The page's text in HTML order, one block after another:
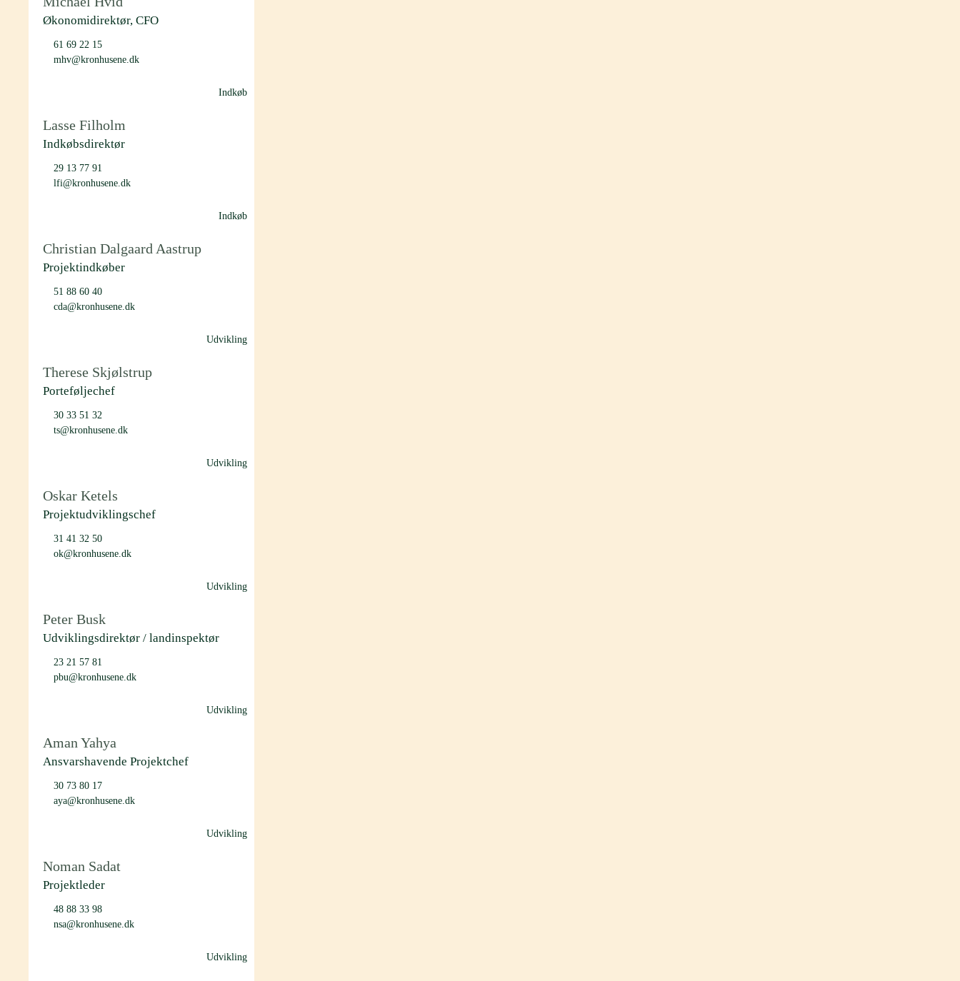
Økonomidirektør, CFO
61 69 22 15
mhv@kronhusene.dk
Indkøb
Lasse Filholm
Indkøbsdirektør
29 13 77 91
lfi@kronhusene.dk
Indkøb
Christian Dalgaard Aastrup
Projektindkøber
51 88 60 40
cda@kronhusene.dk
Udvikling
Therese Skjølstrup
Porteføljechef
30 33 51 32
ts@kronhusene.dk
Udvikling
Oskar Ketels
Projektudviklingschef
31 41 32 50
ok@kronhusene.dk
Udvikling
Peter Busk
Udviklingsdirektør / landinspektør
23 21 57 81
pbu@kronhusene.dk
Udvikling
Aman Yahya
Ansvarshavende Projektchef
30 73 80 17
aya@kronhusene.dk
Udvikling
Noman Sadat
Projektleder
48 88 33 98
nsa@kronhusene.dk
Udvikling